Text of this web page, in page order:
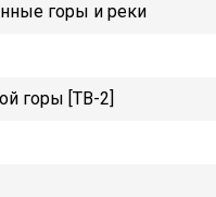
горы и реки
горы [ТВ-2]